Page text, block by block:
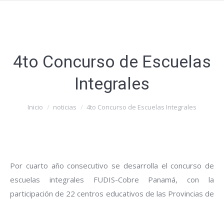
4to Concurso de Escuelas
Integrales
Estás aquí:
Inicio noticias 4to Concurso de Escuelas Integrales
Por cuarto año consecutivo se desarrolla el concurso de
escuelas integrales FUDIS-Cobre Panamá, con la
participación de 22 centros educativos de las Provincias de